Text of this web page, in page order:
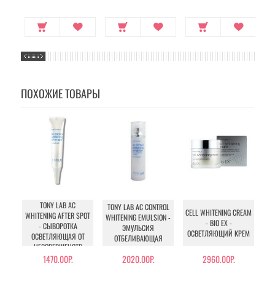
ПОХОЖИЕ ТОВАРЫ
TONY LAB AC
WHITENING AFTER SPOT
- СЫВОРОТКА
ОСВЕТЛЯЮЩАЯ ОТ
НЕСОВЕРШЕНСТВ
1470.00Р.
TONY LAB AC CONTROL
WHITENING EMULSION -
ЭМУЛЬСИЯ
ОТБЕЛИВАЮЩАЯ
2020.00Р.
CELL WHITENING CREAM
- BIO EX -
ОСВЕТЛЯЮЩИЙ КРЕМ
2960.00Р.